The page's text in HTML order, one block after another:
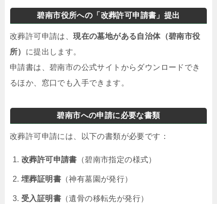
碧南市役所への「改葬許可申請書」提出
改葬許可申請は、現在の墓地がある自治体（碧南市役
所） に提出します。
申請書は、碧南市の公式サイトからダウンロードでき
るほか、窓口でも入手できます。
碧南市への申請に必要な書類
改葬許可申請には、以下の書類が必要です：
改葬許可申請書 （碧南市指定の様式）
埋葬証明書 （神有墓園が発行）
受入証明書 （遺骨の移転先が発行）